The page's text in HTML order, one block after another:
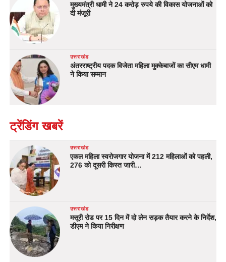
मुख्यमंत्री धामी ने 24 करोड़ रुपये की विकास योजनाओं को
दी मंजूरी
उत्तराखंड
अंतरराष्ट्रीय पदक विजेता महिला मुक्केबाजों का सीएम धामी
ने किया सम्मान
ट्रेंडिंग खबरें
उत्तराखंड
एकल महिला स्वरोजगार योजना में 212 महिलाओं को पहली,
276 को दूसरी किस्त जारी…
उत्तराखंड
मसूरी रोड पर 15 दिन में दो लेन सड़क तैयार करने के निर्देश,
डीएम ने किया निरीक्षण